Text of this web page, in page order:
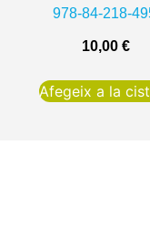
978-84-218-
10,00€
Afegeix a la